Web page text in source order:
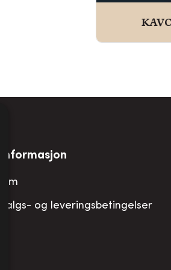
Informasjon
Om
Salgs- og leveringsbetingelser